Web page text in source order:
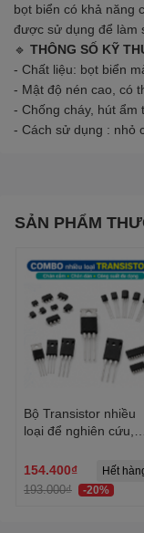
bọt biển có khả năng
được sử dụng để làm
🔹 THÔNG SỐ KỸ
- Chất liệu: bọt biển
- Mật độ nén cao, có
- Chống cháy, hút ẩm
- Cách sử dụng : nhỏ
SẢN PHẨM
Bộ Transistor nhiều
loại để nghiên cứu,
154.400₫
193.000₫ -20%
Hết